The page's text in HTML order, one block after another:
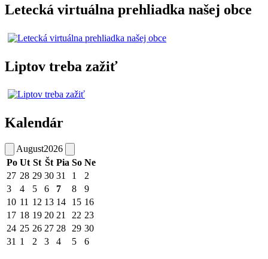
Letecká virtuálna prehliadka našej obce
Liptov treba zažiť
Kalendár
August2026
Po Ut St Št Pia So Ne
27 28 29 30 31 1
2
3
4 5 6 7 8
9
10 11 12 13 14 15 16
17 18 19 20 21 22 23
24 25 26 27 28 29 30
31 1 2 3 4 5 6